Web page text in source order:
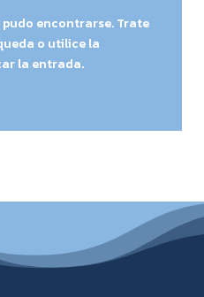
encontrarse. Trate
o utilice la
la entrada.